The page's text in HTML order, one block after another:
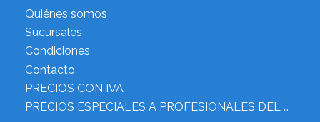
Quiénes somos
Sucursales
Condiciones
Contacto
PRECIOS CON IVA
PRECIOS ESPECIALES A PROFESIONALES DEL RUBRO